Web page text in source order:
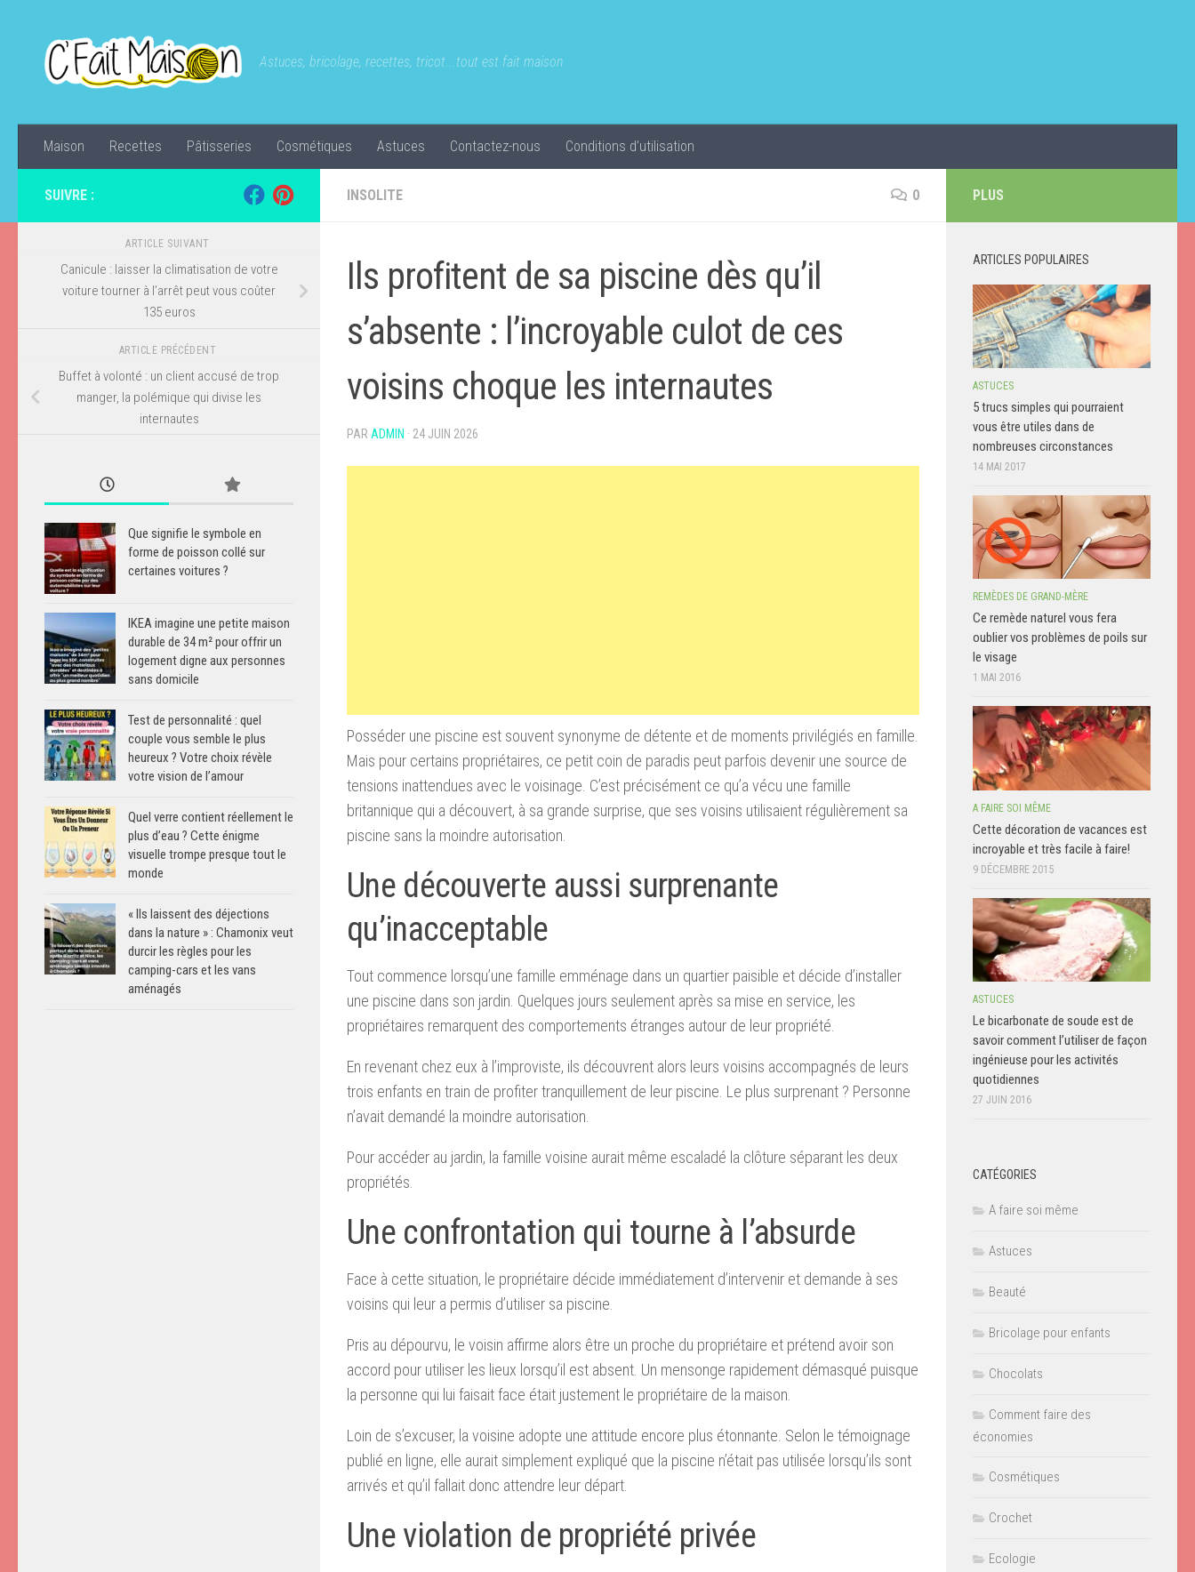
Astuces, bricolage, recettes, tricot...tout est fait maison
Maison Recettes Pâtisseries Cosmétiques Astuces Contactez-nous Conditions d’utilisation
INSOLITE 0
Ils profitent de sa piscine dès qu’il
s’absente : l’incroyable culot de ces
voisins choque les internautes
PAR ADMIN · 24 JUIN 2026
Posséder une piscine est souvent synonyme de détente et de moments privilégiés en famille.
Mais pour certains propriétaires, ce petit coin de paradis peut parfois devenir une source de
tensions inattendues avec le voisinage. C’est précisément ce qu’a vécu une famille
britannique qui a découvert, à sa grande surprise, que ses voisins utilisaient régulièrement sa
piscine sans la moindre autorisation.
Une découverte aussi surprenante
qu’inacceptable
Tout commence lorsqu’une famille emménage dans un quartier paisible et décide d’installer
une piscine dans son jardin. Quelques jours seulement après sa mise en service, les
propriétaires remarquent des comportements étranges autour de leur propriété.
En revenant chez eux à l’improviste, ils découvrent alors leurs voisins accompagnés de leurs
trois enfants en train de profiter tranquillement de leur piscine. Le plus surprenant ? Personne
n’avait demandé la moindre autorisation.
Pour accéder au jardin, la famille voisine aurait même escaladé la clôture séparant les deux
propriétés.
Une confrontation qui tourne à l’absurde
Face à cette situation, le propriétaire décide immédiatement d’intervenir et demande à ses
voisins qui leur a permis d’utiliser sa piscine.
Pris au dépourvu, le voisin affirme alors être un proche du propriétaire et prétend avoir son
accord pour utiliser les lieux lorsqu’il est absent. Un mensonge rapidement démasqué puisque
la personne qui lui faisait face était justement le propriétaire de la maison.
Loin de s’excuser, la voisine adopte une attitude encore plus étonnante. Selon le témoignage
publié en ligne, elle aurait simplement expliqué que la piscine n’était pas utilisée lorsqu’ils sont
arrivés et qu’il fallait donc attendre leur départ.
Une violation de propriété privée
SUIVRE :
ARTICLE SUIVANT
Canicule : laisser la climatisation de votre
voiture tourner à l’arrêt peut vous coûter
135 euros
ARTICLE PRÉCÉDENT
Buffet à volonté : un client accusé de trop
manger, la polémique qui divise les
internautes
Que signifie le symbole en
forme de poisson collé sur
certaines voitures ?
IKEA imagine une petite maison
durable de 34 m² pour offrir un
logement digne aux personnes
sans domicile
Test de personnalité : quel
couple vous semble le plus
heureux ? Votre choix révèle
votre vision de l’amour
Quel verre contient réellement le
plus d’eau ? Cette énigme
visuelle trompe presque tout le
monde
« Ils laissent des déjections
dans la nature » : Chamonix veut
durcir les règles pour les
camping-cars et les vans
aménagés
PLUS
ARTICLES POPULAIRES
ASTUCES
5 trucs simples qui pourraient
vous être utiles dans de
nombreuses circonstances
14 MAI 2017
REMÈDES DE GRAND-MÈRE
Ce remède naturel vous fera
oublier vos problèmes de poils sur
le visage
1 MAI 2016
A FAIRE SOI MÊME
Cette décoration de vacances est
incroyable et très facile à faire!
9 DÉCEMBRE 2015
ASTUCES
Le bicarbonate de soude est de
savoir comment l’utiliser de façon
ingénieuse pour les activités
quotidiennes
27 JUIN 2016
CATÉGORIES
A faire soi même
Astuces
Beauté
Bricolage pour enfants
Chocolats
Comment faire des
économies
Cosmétiques
Crochet
Ecologie